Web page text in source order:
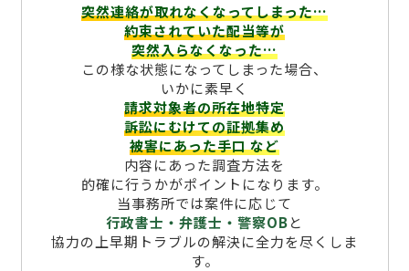
突然連絡が取れなくなってしまった…
約束されていた配当等が
突然入らなくなった…
この様な状態になってしまった場合、
いかに素早く
請求対象者の所在地特定
訴訟にむけての証拠集め
被害にあった手口など
内容にあった調査方法を
的確に行うかがポイントになります。
当事務所では案件に応じて
行政書士・弁護士・警察OBと
協力の上早期トラブルの解決に全力を尽くしま
す。